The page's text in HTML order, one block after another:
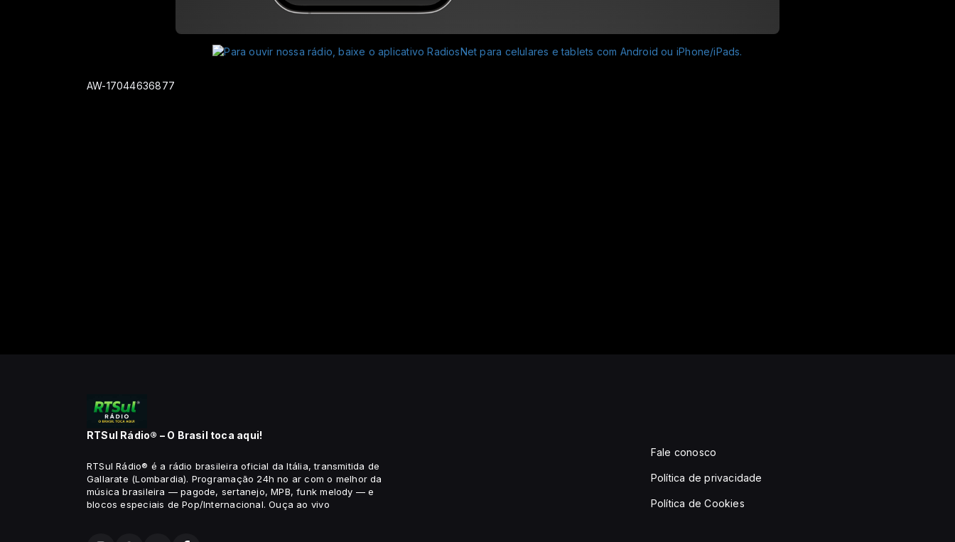
AW-17044636877
RTSul Rádio® – O Brasil toca aqui!
RTSul Rádio® é a rádio brasileira oficial da Itália, transmitida de
Gallarate (Lombardia). Programação 24h no ar com o melhor da
música brasileira — pagode, sertanejo, MPB, funk melody — e
blocos especiais de Pop/Internacional. Ouça ao vivo
Fale conosco
Política de privacidade
Política de Cookies